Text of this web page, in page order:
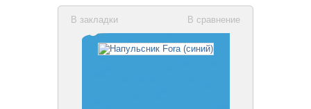
В сравнение
В закладки